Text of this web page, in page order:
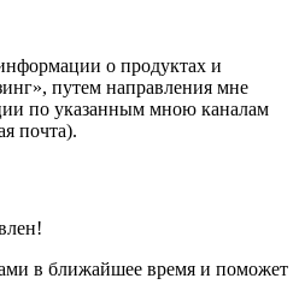
о продуктах и
путем направления мне
по указанным мною каналам
почта).
в ближайшее время и поможет